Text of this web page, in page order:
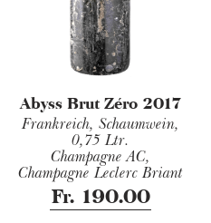
Abyss Brut Zéro 2017
Frankreich, Schaumwein,
0,75 Ltr.
Champagne AC,
Champagne Leclerc Briant
Fr. 190.00